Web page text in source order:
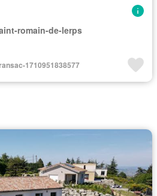
romain-de-lerps
1710951838577